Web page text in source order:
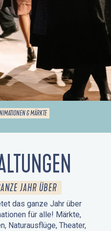
& MÄRKTE
JAHR ÜBER
das ganze Jahr über
für alle! Märkte,
Naturausflüge, Theater,